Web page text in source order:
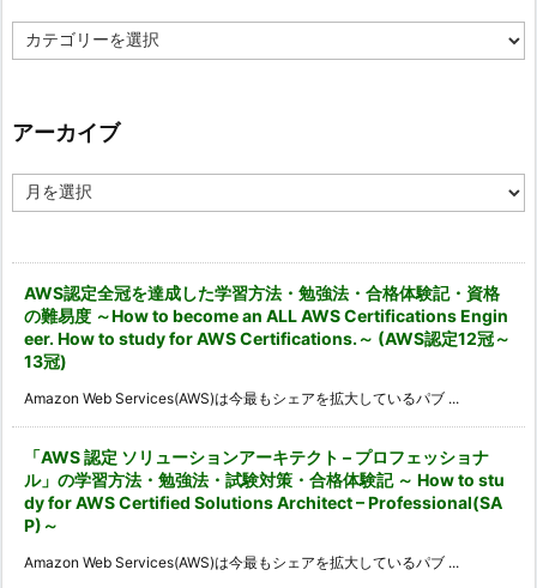
テ
ー
アーカイブ
ー
AWS認定全冠を達成した学習方法・勉強法・合格体験記・資格
の難易度 ～How to become an ALL AWS Certifications Engin
eer. How to study for AWS Certifications.～ (AWS認定12冠～
13冠)
Amazon Web Services(AWS)は今最もシェアを拡大しているパブ ...
「AWS 認定 ソリューションアーキテクト – プロフェッショナ
ル」の学習方法・勉強法・試験対策・合格体験記 ～ How to stu
dy for AWS Certified Solutions Architect – Professional(SA
P)～
Amazon Web Services(AWS)は今最もシェアを拡大しているパブ ...